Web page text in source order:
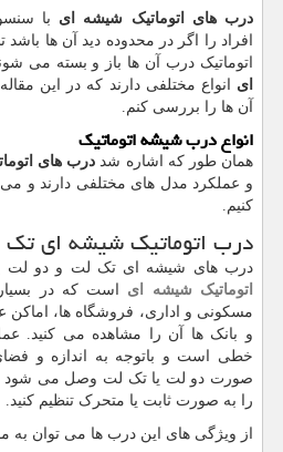
درب های اتوماتیک شیشه ای با
افراد را اگر در محدوده دید آن ها
اتوماتیک درب آن ها باز و بسته می
ای انواع مختلفی دارند که در این
آن ها را بررسی کنم.
انواع درب شیشه اتوماتیک
همان طور که اشاره شد درب های
و عملکرد مدل های مختلفی دارند و می
کنیم.
درب اتوماتیک شیشه ای
درب های شیشه ای تک لت و دو لت
اتوماتیک شیشه ای است که در
مسکونی و اداری، فروشگاه ها، اماکن
و بانک ها آن را مشاهده می کنید.
خطی است و باتوجه به اندازه و
صورت دو لت یا تک لت وصل می شود و
را به صورت ثابت یا متحرک تنظیم کنید.
از ویژگی های این درب ها می توان به